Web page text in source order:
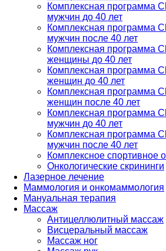
Комплексная программа
мужчин до 40 лет
Комплексная программа
мужчин после 40 лет
Комплексная программа
женщины до 40 лет
Комплексная программа
женщин до 40 лет
Комплексная программа
женщин после 40 лет
Комплексная программа
мужчин до 40 лет
Комплексная программа
мужчин после 40 лет
Комплексное спортивное
Онкологические скрининги
Лазерное лечение
Маммология и онкомаммология
Мануальная терапия
Массаж
Антицеллюлитный массаж
Висцеральный массаж
Массаж ног